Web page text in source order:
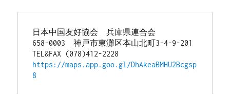
日本中国友好協会　兵庫県連合会
658-0003　神戸市東灘区本山北町3-4-9-201
TEL&FAX (078)412-2228
https://maps.app.goo.gl/DhAkeaBMHU2Bcgsp
8